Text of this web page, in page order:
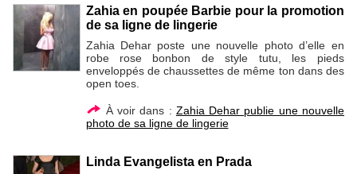
Zahia en poupée Barbie pour la promotion
de sa ligne de lingerie
Zahia Dehar poste une nouvelle photo d’elle en
robe rose bonbon de style tutu, les pieds
enveloppés de chaussettes de même ton dans des
open toes.
À voir dans : Zahia Dehar publie une nouvelle
photo de sa ligne de lingerie
Linda Evangelista en Prada